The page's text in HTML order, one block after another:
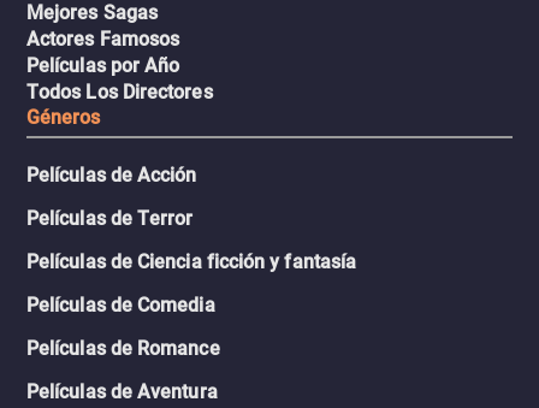
Mejores Sagas
Actores Famosos
Películas por Año
Todos Los Directores
Géneros
Películas de Acción
Películas de Terror
Películas de Ciencia ficción y fantasía
Películas de Comedia
Películas de Romance
Películas de Aventura